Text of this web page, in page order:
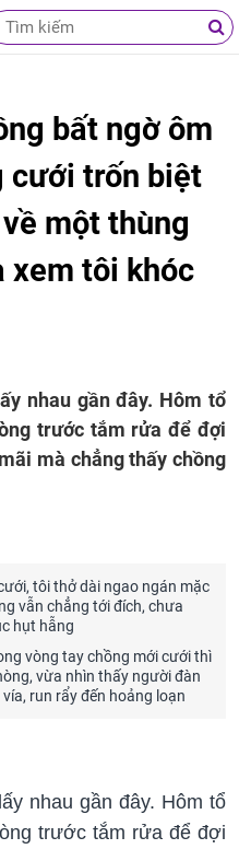
bất ngờ ôm
cưới trốn biệt
một thùng
xem tôi khóc
nhau gần đây. Hôm tổ
trước tắm rửa để đợi
mà chẳng thấy chồng
tôi thở dài ngao ngán mặc
vẫn chẳng tới đích, chưa
hụt hẫng
vòng tay chồng mới cưới thì
vừa nhìn thấy người đàn
run rẩy đến hoảng loạn
nhau gần đây. Hôm tổ
trước tắm rửa để đợi